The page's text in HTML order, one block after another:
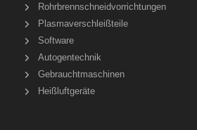
Rohrbrennschneidvorrichtungen
Plasmaverschleißteile
Software
Autogentechnik
Gebrauchtmaschinen
Heißluftgeräte